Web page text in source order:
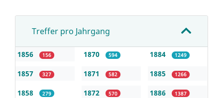
Treffer pro Jahrgang
1856 156
1857 327
1858 279
1870 594
1871 582
1872 570
1884 1249
1885 1266
1886 1387